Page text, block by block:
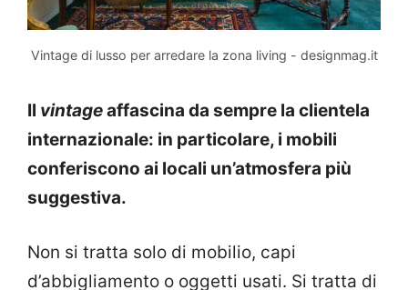
Vintage di lusso per arredare la zona living - designmag.it
Il vintageaffascina da sempre la clientela
internazionale: in particolare, i mobili
conferiscono ai locali un’atmosfera più
suggestiva.
Non si tratta solo di mobilio, capi
d’abbigliamento o oggetti usati. Si tratta di